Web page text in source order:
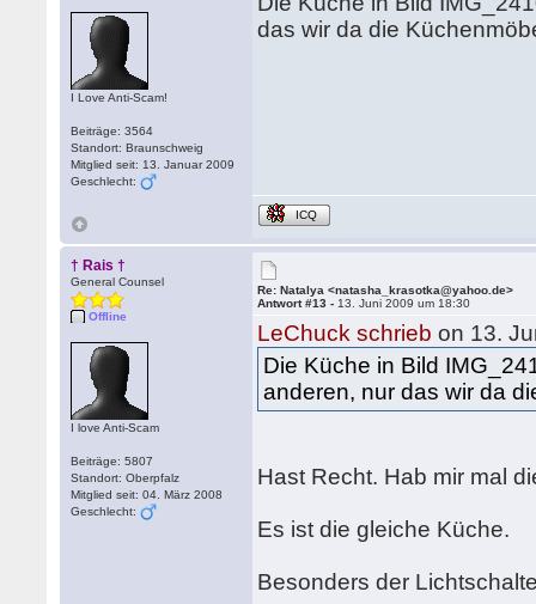
I Love Anti-Scam!
Beiträge: 3564
Standort: Braunschweig
Mitglied seit: 13. Januar 2009
Geschlecht:
das wir da die
ICQ
† Rais †
General Counsel
Offline
I love Anti-Scam
Beiträge: 5807
Standort: Oberpfalz
Mitglied seit: 04. März 2008
Geschlecht:
Re: Natalya <natasha_krasotka@yahoo.de>
Antwort #13 - 13. Juni 2009 um 18:30
LeChuck schrieb on 13.
Die Küche in Bild
anderen, nur das wir da
Hast Recht. Hab mir mal
Es ist die gleiche Küche.
Besonders der